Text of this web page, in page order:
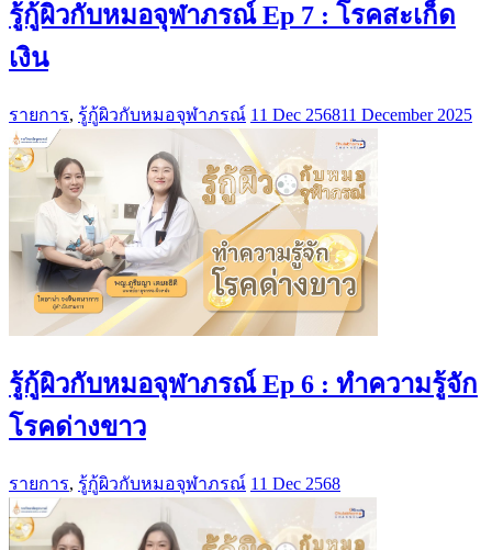
รู้กู้ผิวกับหมอจุฬาภรณ์ Ep 7 : โรคสะเก็ด
เงิน
รายการ, รู้กู้ผิวกับหมอจุฬาภรณ์ 11 Dec 256811 December 2025
รู้กู้ผิวกับหมอจุฬาภรณ์ Ep 6 : ทําความรู้จัก
โรคด่างขาว
รายการ, รู้กู้ผิวกับหมอจุฬาภรณ์ 11 Dec 2568